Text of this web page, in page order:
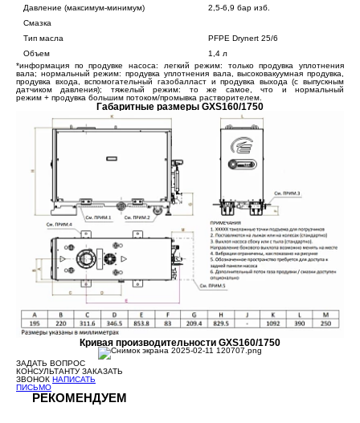
Давление (максимум-минимум)
2,5-6,9 бар изб.
Смазка
Тип масла
PFPE Drynert 25/6
Объем
1,4 л
*информация по продувке насоса: легкий режим: только продувка уплотнения
вала; нормальный режим: продувка уплотнения вала, высоковакуумная продувка,
продувка входа, вспомогательный газобалласт и продувка выхода (с выпускным
датчиком давления); тяжелый режим: то же самое, что и нормальный
режим + продувка большим потоком/промывка растворителем.
Габаритные размеры GXS160/1750
Кривая производительности GXS160/1750
ЗАДАТЬ ВОПРОС
КОНСУЛЬТАНТУ ЗАКАЗАТЬ
ЗВОНОК НАПИСАТЬ
ПИСЬМО
РЕКОМЕНДУЕМ